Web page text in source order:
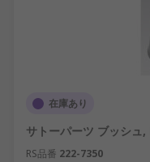
在庫あり
サトーパーツ ブッシュ
RS品番 222-7350